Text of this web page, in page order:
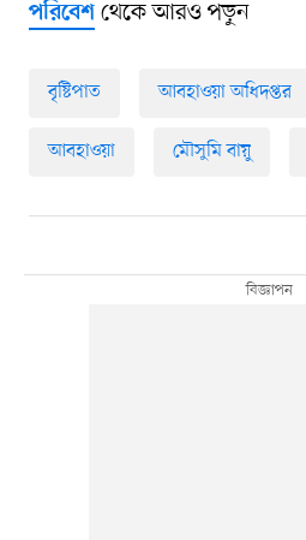
পরিবেশথেকে আরও পড়ুন
বৃষ্টিপাত আবহাওয়া অধিদপ্তর
আবহাওয়া মৌসুমি বায়ু